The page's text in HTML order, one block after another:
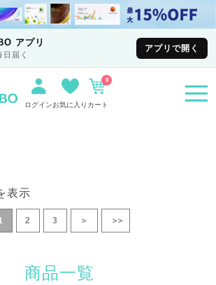
アプリ
届く
アプリで開く
ログインお気に入り カート
0
表示
2 3 ＞ ＞＞
商品一覧